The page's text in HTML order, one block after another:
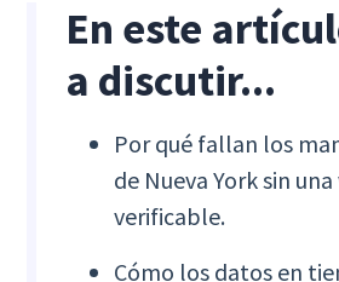
En este
a discutir...
Por qué fallan los
de Nueva York sin
verificable.
Cómo los datos en